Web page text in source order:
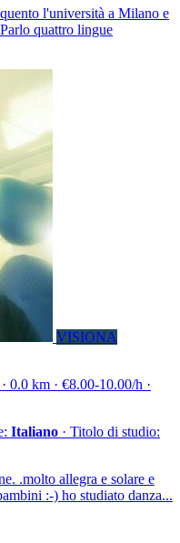
l'università a Milano e
quattro lingue
VISIONA
0.0 km · €8.00-10.00/h ·
Italiano · Titolo di studio:
.molto allegra e solare e
:-) ho studiato danza...